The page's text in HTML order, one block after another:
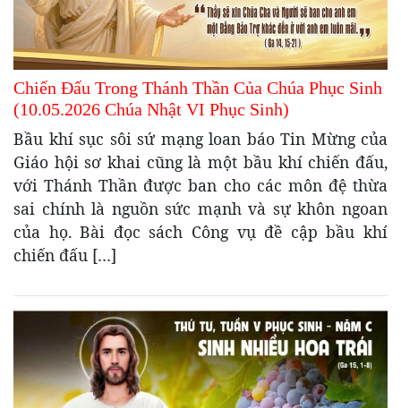
Chiến Đấu Trong Thánh Thần Của Chúa Phục Sinh
(10.05.2026 Chúa Nhật VI Phục Sinh)
Bầu khí sục sôi sứ mạng loan báo Tin Mừng của
Giáo hội sơ khai cũng là một bầu khí chiến đấu,
với Thánh Thần được ban cho các môn đệ thừa
sai chính là nguồn sức mạnh và sự khôn ngoan
của họ. Bài đọc sách Công vụ đề cập bầu khí
chiến đấu […]